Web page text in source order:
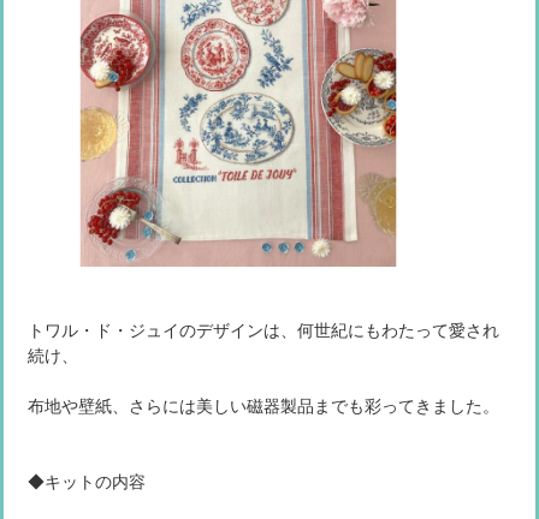
トワル・ド・ジュイのデザインは、何世紀にもわたって愛され
続け、
布地や壁紙、さらには美しい磁器製品までも彩ってきました。
◆キットの内容